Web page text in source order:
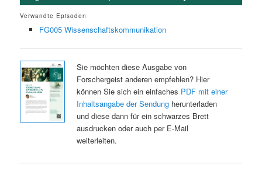
Verwandte Episoden
FG005 Wissenschaftskommunikation
Sie möchten diese Ausgabe von
Forschergeist anderen empfehlen? Hier
können Sie sich ein einfaches PDF mit einer
Inhaltsangabe der Sendungherunterladen
und diese dann für ein schwarzes Brett
ausdrucken oder auch per E-Mail
weiterleiten.